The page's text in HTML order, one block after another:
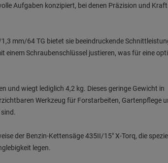
Aufgaben konzipiert, bei denen Präzision und
mm/64 TG bietet sie beeindruckende
einem Schraubenschlüssel justieren, was für eine
und wiegt lediglich 4,2 kg. Dieses geringe Gewicht in
Werkzeug für Forstarbeiten, Gartenpflege
der Benzin-Kettensäge 435II/15" X-Torq, die
legen.